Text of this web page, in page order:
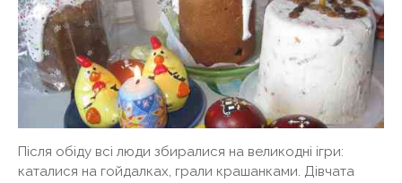
Після обіду всі люди збиралися на великодні ігри:
каталися на гойдалках, грали крашанками. Дівчата